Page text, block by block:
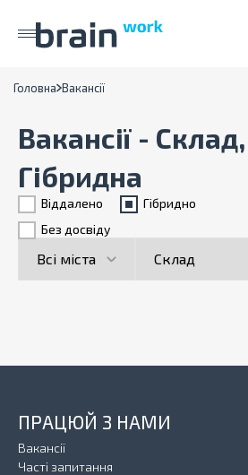
Головна Вакансії
Вакансії -
Гібридна
Віддалено
Гiбридно
Без досвіду
ПРАЦЮЙ З НАМИ
Вакансії
Часті запитання